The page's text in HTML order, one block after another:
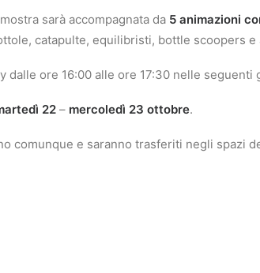
sarà accompagnata da 5 animazioni
catapulte, equilibristi, bottle scoopers e
dalle ore 16:00 alle ore 17:30 nelle seguenti
22 – mercoledì 23 ottobre.
comunque e saranno trasferiti negli spazi